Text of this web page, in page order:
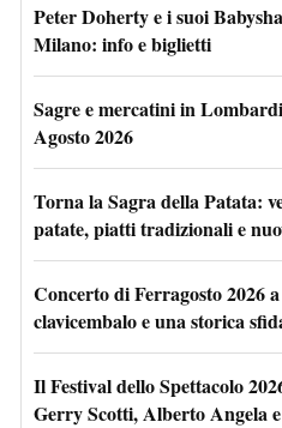
Peter Doherty e i suoi
Milano: info e biglietti
Sagre e mercatini in
Agosto 2026
Torna la Sagra della Patata:
patate, piatti tradizionali e
Concerto di Ferragosto 2026
clavicembalo e una storica
Il Festival dello Spettacolo
Gerry Scotti, Alberto Angela